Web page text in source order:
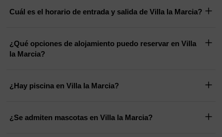
Cuál es el horario de entrada y salida de Villa la Marcia?
¿Qué opciones de alojamiento puedo reservar en Villa
la Marcia?
¿Hay piscina en Villa la Marcia?
¿Se admiten mascotas en Villa la Marcia?